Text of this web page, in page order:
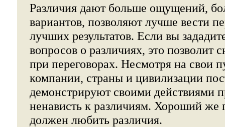
Различия дают больше ощущений,
вариантов, позволяют лучше вести
лучших результатов. Если вы
вопросов о различиях, это позволит
при переговорах. Несмотря на свои
компании, страны и цивилизации
демонстрируют своими действиями
ненависть к различиям. Хороший же
должен любить различия.